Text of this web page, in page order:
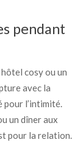
pendant
cosy ou un
avec la
l’intimité.
un dîner aux
pour la relation.